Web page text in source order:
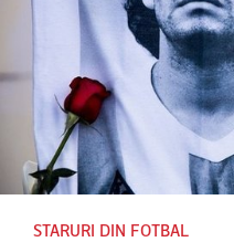
STARURI DIN FOTBAL